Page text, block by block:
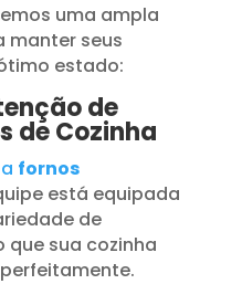
uma ampla
manter seus
estado:
de
de Cozinha
fornos
está equipada
de
sua cozinha